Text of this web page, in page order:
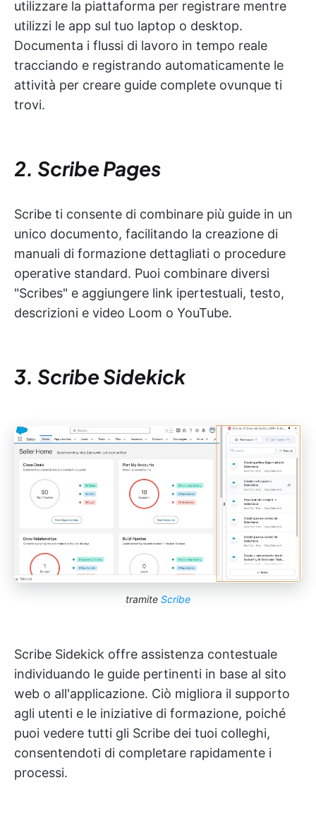
utilizzare la piattaforma per registrare mentre
utilizzi le app sul tuo laptop o desktop.
Documenta i flussi di lavoro in tempo reale
tracciando e registrando automaticamente le
attività per creare guide complete ovunque ti
trovi.
2. Scribe Pages
Scribe ti consente di combinare più guide in un
unico documento, facilitando la creazione di
manuali di formazione dettagliati o procedure
operative standard. Puoi combinare diversi
"Scribes" e aggiungere link ipertestuali, testo,
descrizioni e video Loom o YouTube.
3. Scribe Sidekick
tramite Scribe
Scribe Sidekick offre assistenza contestuale
individuando le guide pertinenti in base al sito
web o all'applicazione. Ciò migliora il supporto
agli utenti e le iniziative di formazione, poiché
puoi vedere tutti gli Scribe dei tuoi colleghi,
consentendoti di completare rapidamente i
processi.